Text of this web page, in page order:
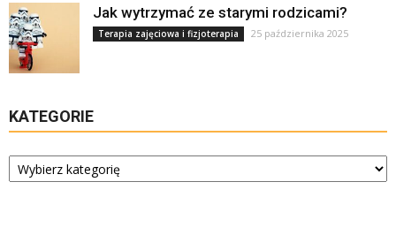
Jak wytrzymać ze starymi rodzicami?
Terapia zajęciowa i fizjoterapia 25 października 2025
KATEGORIE
Kategorie